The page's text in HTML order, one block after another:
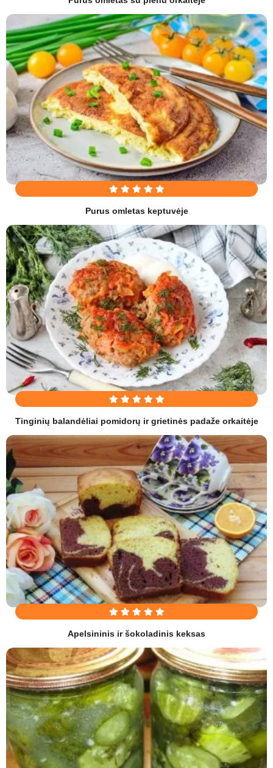
Purus omletas keptuvėje
Tinginių balandėliai pomidorų ir grietinės padaže orkaitėje
Apelsininis ir šokoladinis keksas